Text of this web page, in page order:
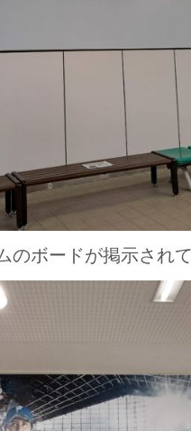
のボードが掲示され